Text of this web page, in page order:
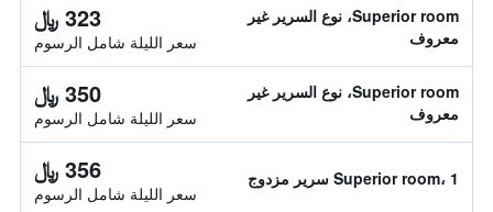
Superior room، نوع السرير غير
معروف
323 ﷼
سعر الليلة شامل الرسوم
Superior room، نوع السرير غير
معروف
350 ﷼
سعر الليلة شامل الرسوم
Superior room، 1 سرير مزدوج 356 ﷼
سعر الليلة شامل الرسوم